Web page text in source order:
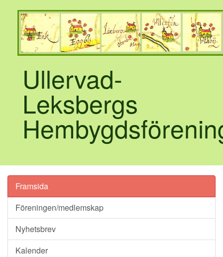
Ullervad-
Leksbergs
Framsida
Föreningen/medlemskap
Nyhetsbrev
Kalender